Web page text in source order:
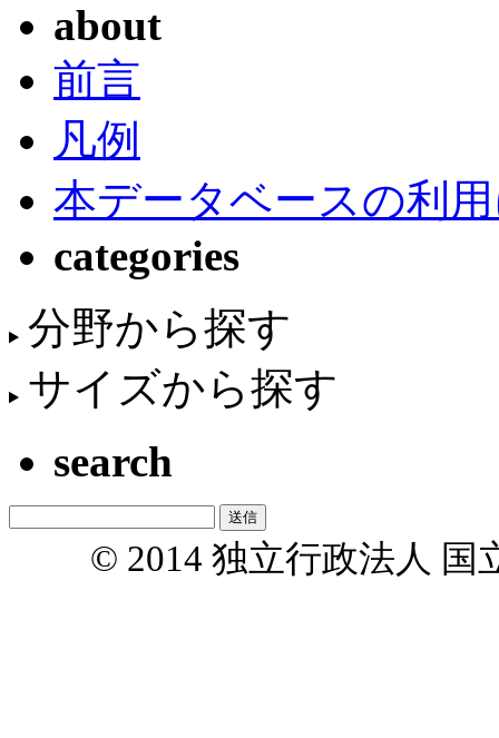
about
前言
凡例
本データベースの利
categories
分野から探す
サイズから探す
search
© 2014 独立行政法人 国